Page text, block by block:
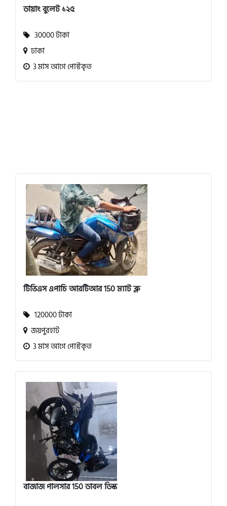
ডায়াং বুলেট ১২৫
30000 টাকা
ঢাকা
3 মাস আগে পোস্টকৃত
টিভিএস এপাচি আরটিআর 150 ম্যাট ব্লু
120000 টাকা
জয়পুরহাট
3 মাস আগে পোস্টকৃত
বাজাজ পালসার 150 ডাবল ডিস্ক